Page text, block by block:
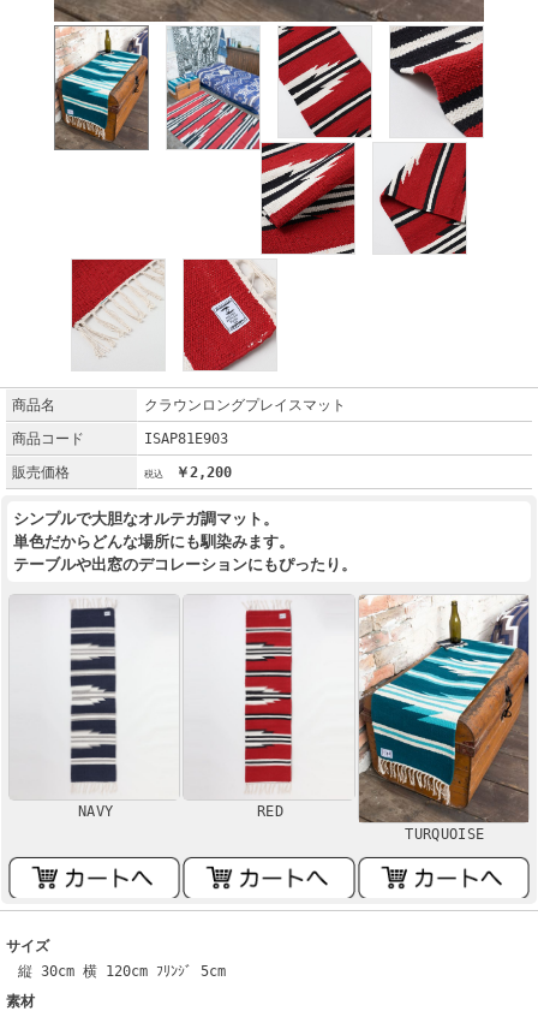
商品名
クラウンロングプレイスマット
商品コード
ISAP81E903
販売価格
￥2,200
シンプルで大胆なオルテガ調マット。
単色だからどんな場所にも馴染みます。
テーブルや出窓のデコレーションにもぴったり。
NAVY
RED
TURQUOISE
サイズ
縦 30cm 横 120cm ﾌﾘﾝｼﾞ 5cm
素材